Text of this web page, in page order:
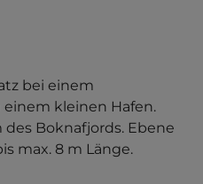
bei einem
kleinen Hafen.
Boknafjords. Ebene
max. 8 m Länge.
und Trockner